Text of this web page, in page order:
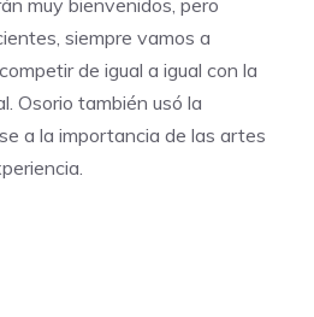
muy bienvenidos, pero
siempre vamos a
de igual a igual con la
Osorio también usó la
a la importancia de las artes